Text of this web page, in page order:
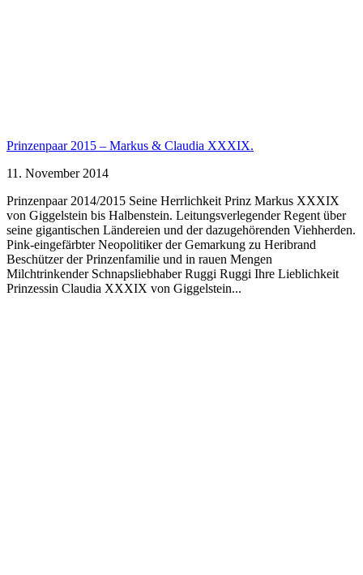
Prinzenpaar 2015 – Markus & Claudia XXXIX.
11. November 2014
Prinzenpaar 2014/2015 Seine Herrlichkeit Prinz Markus XXXIX
von Giggelstein bis Halbenstein. Leitungsverlegender Regent über
seine gigantischen Ländereien und der dazugehörenden Viehherden.
Pink-eingefärbter Neopolitiker der Gemarkung zu Heribrand
Beschützer der Prinzenfamilie und in rauen Mengen
Milchtrinkender Schnapsliebhaber Ruggi Ruggi Ihre Lieblichkeit
Prinzessin Claudia XXXIX von Giggelstein...